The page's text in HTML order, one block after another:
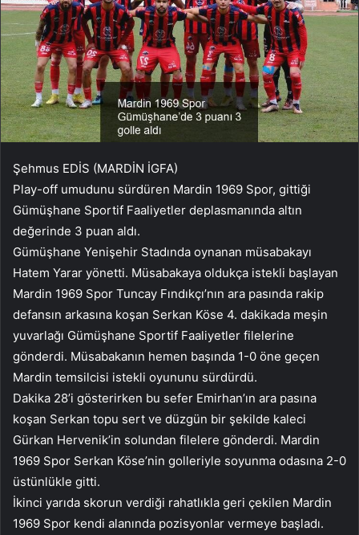
Şehmus EDİS (MARDİN İGFA)
Play-off umudunu sürdüren Mardin 1969 Spor, gittiği
Gümüşhane Sportif Faaliyetler deplasmanında altın
değerinde 3 puan aldı.
Gümüşhane Yenişehir Stadında oynanan müsabakayı
Hatem Yarar yönetti. Müsabakaya oldukça istekli başlayan
Mardin 1969 Spor Tuncay Fındıkçı’nın ara pasında rakip
defansın arkasına koşan Serkan Köse 4. dakikada meşin
yuvarlağı Gümüşhane Sportif Faaliyetler filelerine
gönderdi. Müsabakanın hemen başında 1-0 öne geçen
Mardin temsilcisi istekli oyununu sürdürdü.
Dakika 28’i gösterirken bu sefer Emirhan’ın ara pasına
koşan Serkan topu sert ve düzgün bir şekilde kaleci
Gürkan Hervenik’in solundan filelere gönderdi. Mardin
1969 Spor Serkan Köse’nin golleriyle soyunma odasına 2-0
üstünlükle gitti.
İkinci yarıda skorun verdiği rahatlıkla geri çekilen Mardin
1969 Spor kendi alanında pozisyonlar vermeye başladı.